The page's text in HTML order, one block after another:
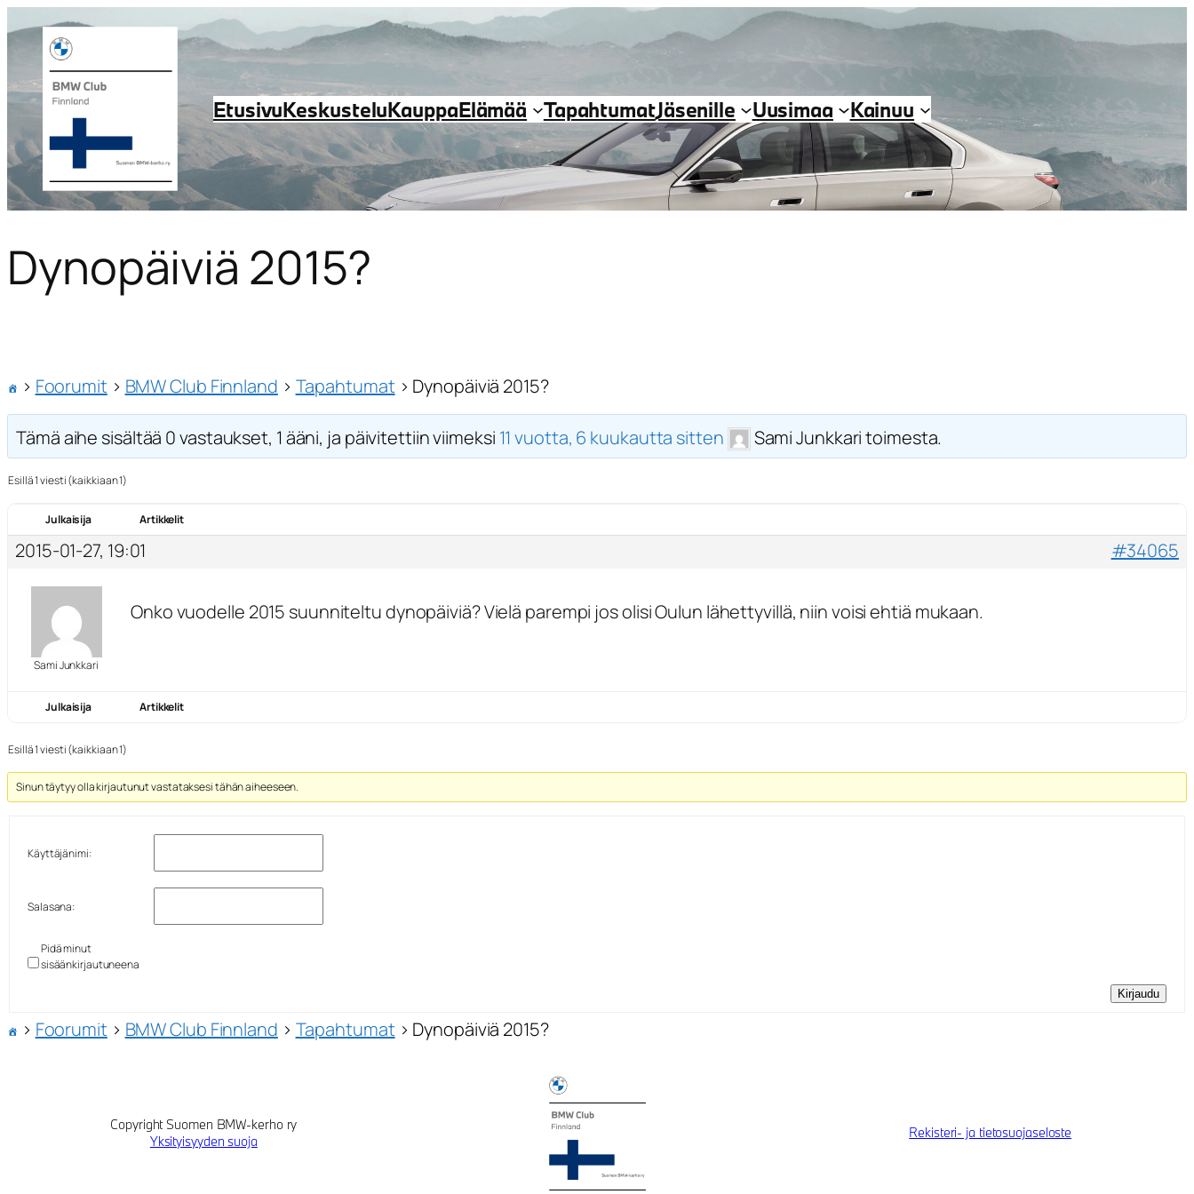
EtusivuKeskusteluKauppaElämää TapahtumatJäsenille Uusimaa Kainuu
Dynopäiviä 2015?
› Foorumit › BMW Club Finnland › Tapahtumat › Dynopäiviä 2015?
Tämä aihe sisältää 0 vastaukset, 1 ääni, ja päivitettiin viimeksi 11 vuotta, 6 kuukautta sitten Sami Junkkari toimesta.
Esillä 1 viesti (kaikkiaan 1)
Julkaisija Artikkelit
2015-01-27, 19:01 #34065
Sami Junkkari
Onko vuodelle 2015 suunniteltu dynopäiviä? Vielä parempi jos olisi Oulun lähettyvillä, niin voisi ehtiä mukaan.
Julkaisija Artikkelit
Esillä 1 viesti (kaikkiaan 1)
Sinun täytyy olla kirjautunut vastataksesi tähän aiheeseen.
Käyttäjänimi:
Salasana:
Pidä minut
sisäänkirjautuneena
Kirjaudu
› Foorumit › BMW Club Finnland › Tapahtumat › Dynopäiviä 2015?
Copyright Suomen BMW-kerho ry
Yksityisyyden suoja
Rekisteri- ja tietosuojaseloste